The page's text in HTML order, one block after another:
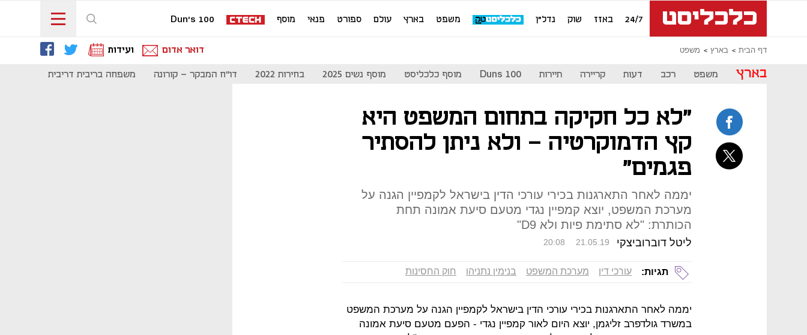
24/7 באזז שוק נדל"ן משפט בארץ עולם ספורט פנאי מוסף Dun's 100
דף הבית בארץ משפט דואר אדום ועידות
בארץ משפט רכב דעות קריירה תיירות Duns 100 מוסף כלכליסט מוסף נשים 2025 בחירות 2022 דו"ח המבקר - קורונה משפחה בריבית דריבית
"לא כל חקיקה בתחום המשפט היא
קץ הדמוקרטיה – ולא ניתן להסתיר
פגמים"
יממה לאחר התארגנות בכירי עורכי הדין בישראל לקמפיין הגנה על
מערכת המשפט, יוצא קמפיין נגדי מטעם סיעת אמונה תחת
הכותרת: "לא סתימת פיות ולא D9"
ליטל דוברוביצקי 20:08 21.05.19
תגיות: עורכי דין מערכת המשפט בנימין נתניהו חוק החסינות
יממה לאחר התארגנות בכירי עורכי הדין בישראל לקמפיין הגנה על מערכת המשפט
במשרד גולדפרב זליגמן, יוצא היום לאור קמפיין נגדי - הפעם מטעם סיעת אמונה